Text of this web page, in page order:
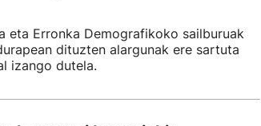
eta Erronka Demografikoko sailburuak
dituzten alargunak ere sartuta
izango dutela.